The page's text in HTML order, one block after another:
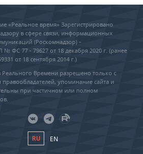
«Реальное время» Зарегистрировано
в сфере связи, информационных
(Роскомнадзор) –
ФС 77 - 79627 от 18 декабря 2020 г. (ранее
от 18 сентября 2014 г.)
Реального Времени разрешено только с
правообладателей, упоминание сайта и
при частичном или полном
RU EN